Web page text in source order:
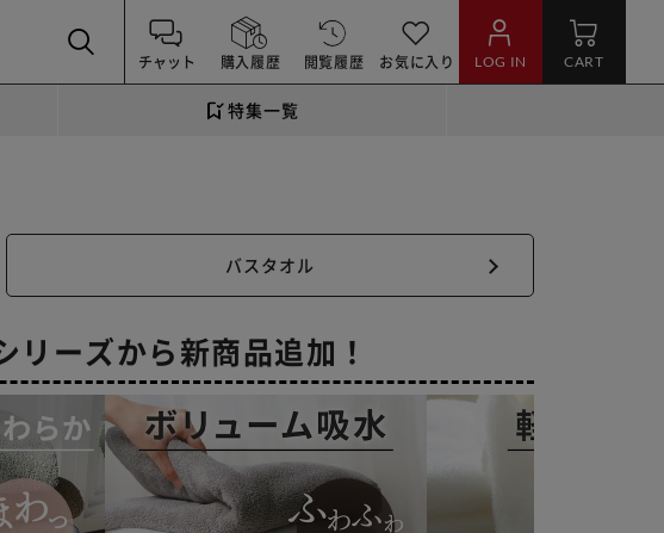
チャット 購入履歴 閲覧履歴 お気に入り LOG IN CART
特集一覧
バスタオル
ーズから新商品追加！